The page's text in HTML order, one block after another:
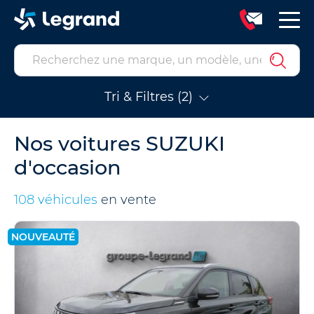
Tri & Filtres (2)
Nos voitures SUZUKI
d'occasion
108 véhicules en vente
NOUVEAUTÉ